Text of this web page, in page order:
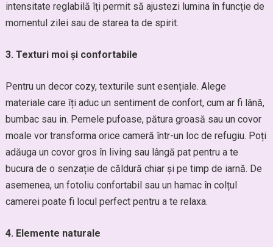
intensitate reglabilă îți permit să ajustezi lumina în funcție de
momentul zilei sau de starea ta de spirit.
3. Texturi moi și confortabile
Pentru un decor cozy, texturile sunt esențiale. Alege
materiale care îți aduc un sentiment de confort, cum ar fi lână,
bumbac sau in. Pernele pufoase, pătura groasă sau un covor
moale vor transforma orice cameră într-un loc de refugiu. Poți
adăuga un covor gros în living sau lângă pat pentru a te
bucura de o senzație de căldură chiar și pe timp de iarnă. De
asemenea, un fotoliu confortabil sau un hamac în colțul
camerei poate fi locul perfect pentru a te relaxa.
4. Elemente naturale